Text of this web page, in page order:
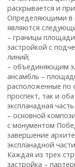
раскрывается и
Определяющими в
являются
– границы
застройкой с
линий;
– объединяющим
ансамбль –
расположенные по
проспект, так и
экспланадная
– основной
с монументом
завершение
экспланадной
Каждая из трех
застройка –